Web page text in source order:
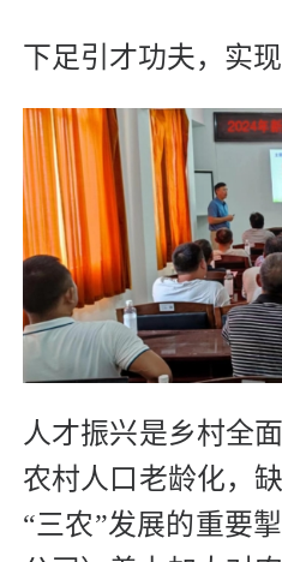
下足引才功夫，实
人才振兴是乡村全
农村人口老龄化，
“三农”发展的重要